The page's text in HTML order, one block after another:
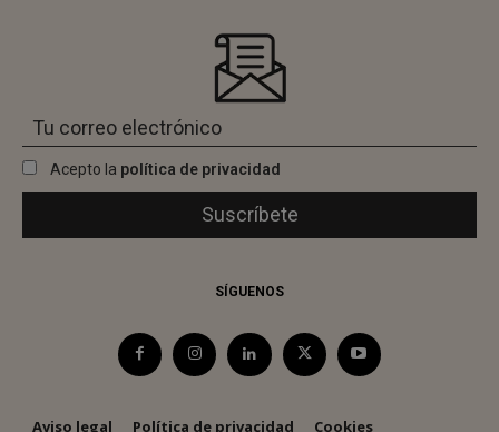
Acepto la política de privacidad
SÍGUENOS
Aviso legal Política de privacidad Cookies